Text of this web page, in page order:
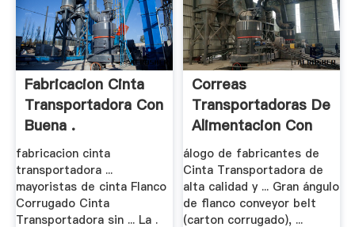
Fabricacion Cinta
Transportadora Con
Buena .
fabricacion cinta
transportadora ...
mayoristas de cinta Flanco
Corrugado Cinta
Transportadora sin ... La .
Correas
Transportadoras De
Alimentacion Con
Precios
álogo de fabricantes de
Cinta Transportadora de
alta calidad y ... Gran ángulo
de flanco conveyor belt
(carton corrugado), ...